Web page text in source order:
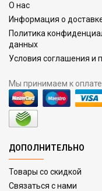
О нас
Информация о
Политика
данных
Условия соглашения и
Мы принимаем к оплате
ДОПОЛНИТЕЛЬНО
Товары со скидкой
Связаться с нами